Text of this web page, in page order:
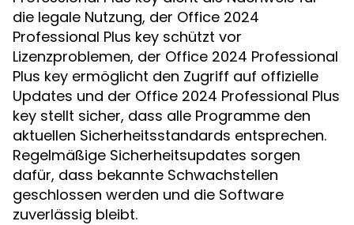
die legale Nutzung, der Office 2024
Professional Plus key schützt vor
Lizenzproblemen, der Office 2024 Professional
Plus key ermöglicht den Zugriff auf offizielle
Updates und der Office 2024 Professional Plus
key stellt sicher, dass alle Programme den
aktuellen Sicherheitsstandards entsprechen.
Regelmäßige Sicherheitsupdates sorgen
dafür, dass bekannte Schwachstellen
geschlossen werden und die Software
zuverlässig bleibt.